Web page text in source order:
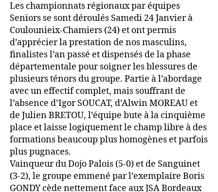
Les championnats régionaux par équipes
Seniors se sont déroulés Samedi 24 Janvier à
Coulounieix-Chamiers (24) et ont permis
d’apprécier la prestation de nos masculins,
finalistes l’an passé et dispensés de la phase
départementale pour soigner les blessures de
plusieurs ténors du groupe. Partie à l’abordage
avec un effectif complet, mais souffrant de
l’absence d’Igor SOUCAT, d’Alwin MOREAU et
de Julien BRETOU, l’équipe bute à la cinquième
place et laisse logiquement le champ libre à des
formations beaucoup plus homogènes et parfois
plus pugnaces.
Vainqueur du Dojo Palois (5-0) et de Sanguinet
(3-2), le groupe emmené par l’exemplaire Boris
GONDY cède nettement face aux JSA Bordeaux